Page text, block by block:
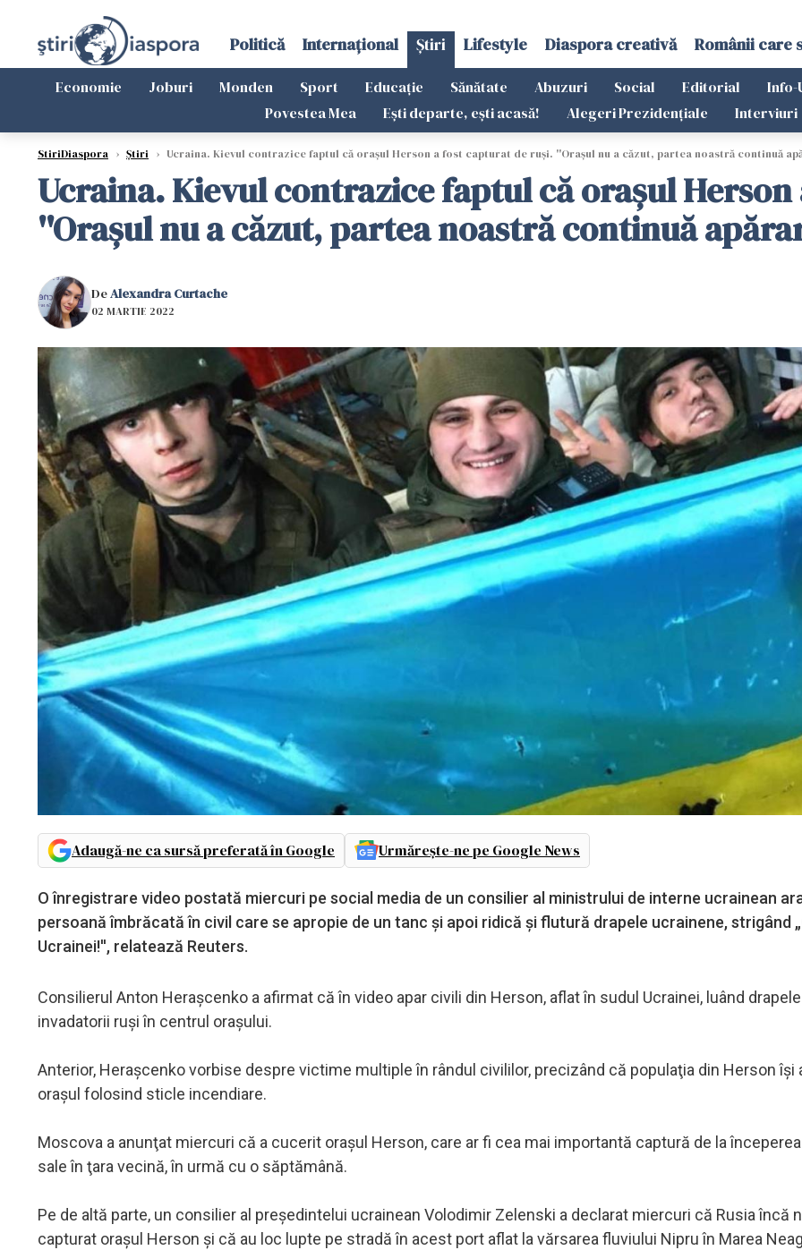
Politică Internațional Știri Lifestyle Diaspora creativă Românii care
Economie Joburi Monden Sport Educație Sănătate Abuzuri Social Editorial Info-
Povestea Mea
Ești departe, ești acasă! Alegeri Prezidențiale Interviuri
StiriDiaspora › Știri › Ucraina. Kievul contrazice faptul că orașul Herson a fost capturat de ruși. ''Oraşul nu a căzut, partea noastră continuă
Ucraina. Kievul contrazice faptul că orașul
''Oraşul nu a căzut, partea noastră continuă
DeAlexandra Curtache
02 MARTIE 2022
Adaugă-ne ca sursă preferată în Google Urmărește-ne pe Google News
O înregistrare video postată miercuri pe social media de un consilier al ministrului de interne ucrainean
persoană îmbrăcată în civil care se apropie de un tanc şi apoi ridică şi flutură drapele ucrainene, strigând
Ucrainei!'', relatează Reuters.
Consilierul Anton Heraşcenko a afirmat că în video apar civili din Herson, aflat în sudul Ucrainei, luând
invadatorii ruşi în centrul oraşului.
Anterior, Heraşcenko vorbise despre victime multiple în rândul civililor, precizând că populaţia din Herson îşi
oraşul folosind sticle incendiare.
Moscova a anunţat miercuri că a cucerit oraşul Herson, care ar fi cea mai importantă captură de la
sale în ţara vecină, în urmă cu o săptămână.
Pe de altă parte, un consilier al preşedintelui ucrainean Volodimir Zelenski a declarat miercuri că Rusia încă
capturat oraşul Herson şi că au loc lupte pe stradă în acest port aflat la vărsarea fluviului Nipru în Marea